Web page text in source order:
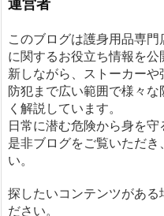
運営者
このブログは護身用品専
に関するお役立ち情報を
新しながら、ストーカー
防犯まで広い範囲で様々
く解説しています。
日常に潜む危険から身を守
是非ブログをご覧いただ
い。
探したいコンテンツがある
ださい。